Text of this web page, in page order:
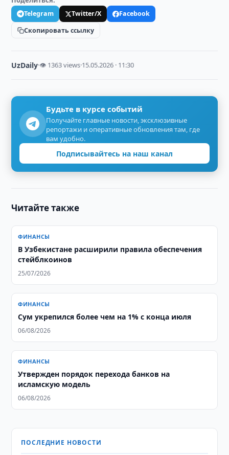
Telegram Twitter/X
Facebook
Скопировать ссылку
UzDaily·👁 1363 views·15.05.2026 · 11:30
Будьте в курсе событий
Получайте главные новости, эксклюзивные
репортажи и оперативные обновления там, где
вам удобно.
Подписывайтесь на наш канал
Читайте также
ФИНАНСЫ
В Узбекистане расширили правила обеспечения
стейблкоинов
25/07/2026
ФИНАНСЫ
Сум укрепился более чем на 1% с конца июля
06/08/2026
ФИНАНСЫ
Утвержден порядок перехода банков на
исламскую модель
06/08/2026
ПОСЛЕДНИЕ НОВОСТИ